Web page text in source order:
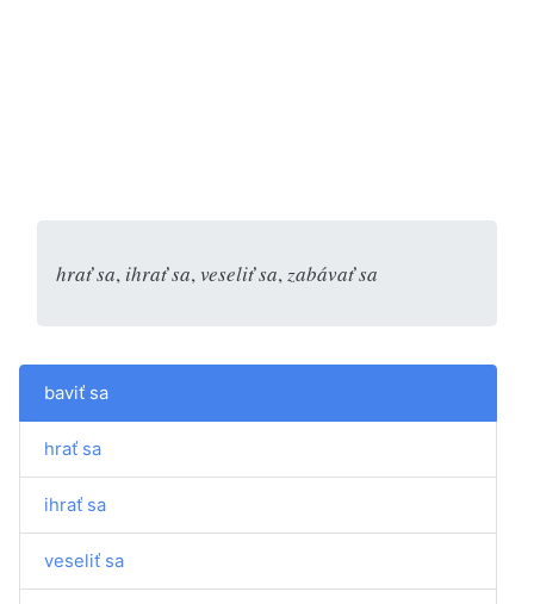
hrať sa, ihrať sa, veseliť sa, zabávať sa
baviť sa
hrať sa
ihrať sa
veseliť sa